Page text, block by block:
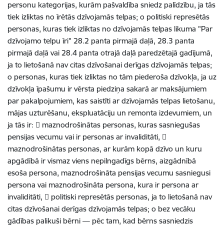
personu kategorijas, kurām pašvaldība sniedz palīdzību, ja tās
tiek izliktas no īrētās dzīvojamās telpas; o politiski represētās
personas, kuras tiek izliktas no dzīvojamās telpas likuma "Par
dzīvojamo telpu īri" 28.2 panta pirmajā daļā, 28.3 panta
pirmajā daļā vai 28.4 panta otrajā daļā paredzētajā gadījumā,
ja to lietošanā nav citas dzīvošanai derīgas dzīvojamās telpas;
o personas, kuras tiek izliktas no tām piederoša dzīvokļa, ja uz
dzīvokļa īpašumu ir vērsta piedziņa sakarā ar maksājumiem
par pakalpojumiem, kas saistīti ar dzīvojamās telpas lietošanu,
mājas uzturēšanu, ekspluatāciju un remonta izdevumiem, un
ja tās ir:  maznodrošinātas personas, kuras sasniegušas
pensijas vecumu vai ir personas ar invaliditāti, 
maznodrošinātas personas, ar kurām kopā dzīvo un kuru
apgādībā ir vismaz viens nepilngadīgs bērns, aizgādnībā
esoša persona, maznodrošināta pensijas vecumu sasniegusi
persona vai maznodrošināta persona, kura ir persona ar
invaliditāti,  politiski represētās personas, ja to lietošanā nav
citas dzīvošanai derīgas dzīvojamās telpas; o bez vecāku
gādības palikuši bērni — pēc tam, kad bērns sasniedzis